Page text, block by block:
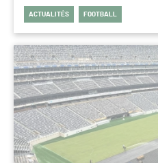
ACTUALITÉS FOOTBALL